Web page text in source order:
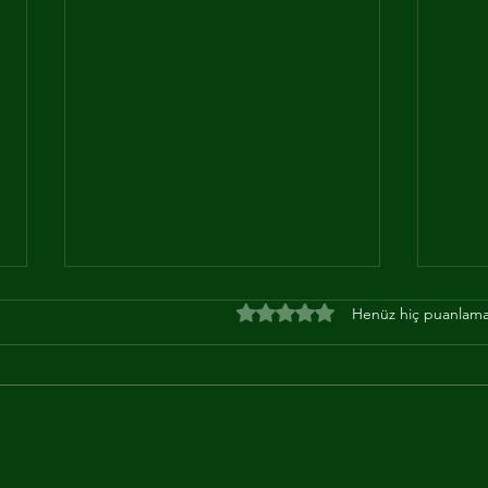
5 üzerinden 0 yıldız
Henüz hiç